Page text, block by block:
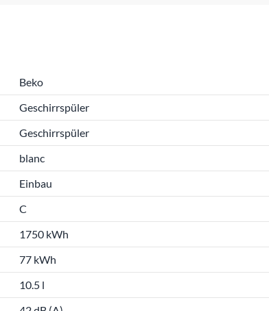
Beko
Geschirrspüler
Geschirrspüler
blanc
Einbau
C
1750 kWh
77 kWh
10.5 l